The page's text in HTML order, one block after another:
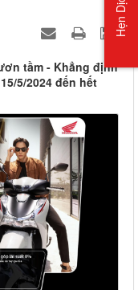
tầm - Khẳng định
5/2024 đến hết